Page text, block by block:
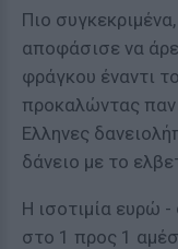
Πιο
αποφάσισε να
φράγκου έναντι
προκαλώντας
Ελληνες
δάνειο με το
Η ισοτιμία ευρώ
στο 1 προς 1